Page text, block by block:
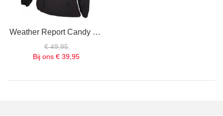
Weather Report Candy Softshell Jas Dames - Zwart
€ 49,95
Bij ons € 39,95